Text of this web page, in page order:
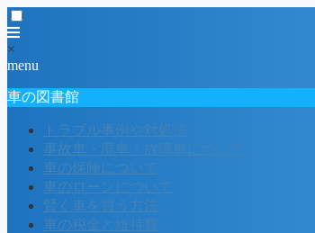
×
menu
車の図書館
トラブル事例や対処法
事故車・廃車・故障車について
車の保険について
車のローンについて
賢く車を買う方法
車の税金と維持費